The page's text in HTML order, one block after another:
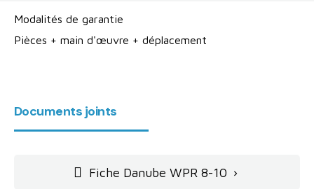
Modalités de garantie
Pièces + main d'œuvre + déplacement
Documents joints
Fiche Danube WPR 8-10 